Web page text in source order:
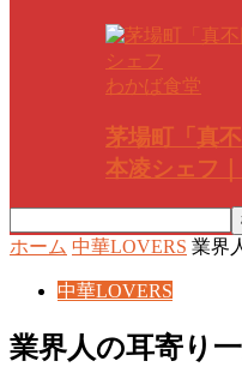
わかば食堂
茅場町「真
本凌シェフ
ホーム 中華LOVERS 業界
中華LOVERS
業界人の耳寄り